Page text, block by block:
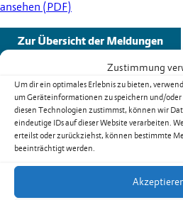
Zustimmung
Um dir ein optimales Erlebnis zu bieten,
um Geräteinformationen zu speichern und/
diesen Technologien zustimmst, können wir
eindeutige IDs auf dieser Website verarbeiten.
erteilst oder zurückziehst, können bestimmte
beeinträchtigt werden.
ansehen (PDF)
Zur Übersicht der Meldungen
Weitere Schlagzeilen
Warnung vor sehr grosser
Waldbrandgefahr – Erlass
Feuerverbotes im Freien in